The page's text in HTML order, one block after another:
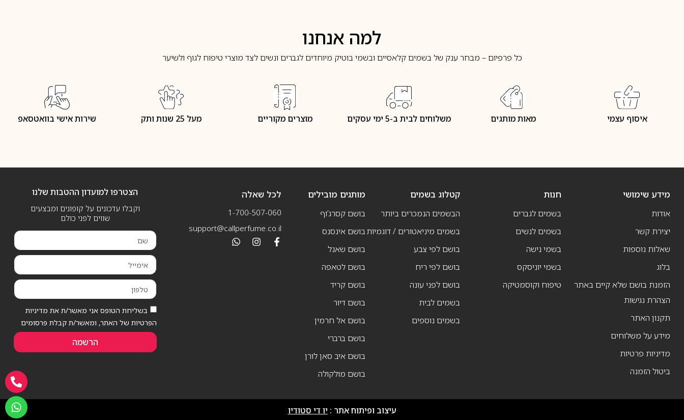
למה אנחנו
כל פרפיום – מבחר ענק של בשמים קלאסיים ובשמי בוטיק מיוחדים לגברים ונשים לצד מוצרי טיפוח לגוף ולשיער
איסוף עצמי מאות מותגים משלוחים לבית ב-5 ימי עסקים מוצרים מקוריים מעל 25 שנות ותק שירות אישי בוואטסאפ
מידע שימושי
אודות
יצירת קשר
שאלות נוספות
בלוג
הזמנת בושם שלא קיים באתר
הצהרת נגישות
תקנון האתר
מידע על משלוחים
מדיניות פרטיות
ביטול הזמנה
חנות
בשמים לגברים
בשמים לנשים
בשמי נישה
בשמי יוניסקס
טיפוח וקוסמטיקה
קטלוג בשמים
הבשמים הנמכרים ביותר
בשמים מיניאטורים / דוגמיות
בושם לפי צבע
בושם לפי ריח
בושם לפני עונה
בשמים לבית
בשמים נוספים
מותגים מובילים
בושם קסרג’וף
בושם אינסנס
בושם שאנל
בושם לטאפה
בושם קריד
בושם דיור
בושם אל חרמין
בושם ברברי
בושם איב סאן לורן
בושם מולקולה
לכל שאלה
1-700-507-060
support@callperfume.co.il
הצטרפו למועדון ההטבות שלנו
וקבלו עדכונים על קופונים ומבצעים
שווים לפני כולם
בשליחת הטופס אני מאשר/ת את מדיניות
הפרטיות של האתר, ומאשר/ת קבלת פרסומים
הרשמה
עיצוב ופיתוח אתר : יו די סטודיו